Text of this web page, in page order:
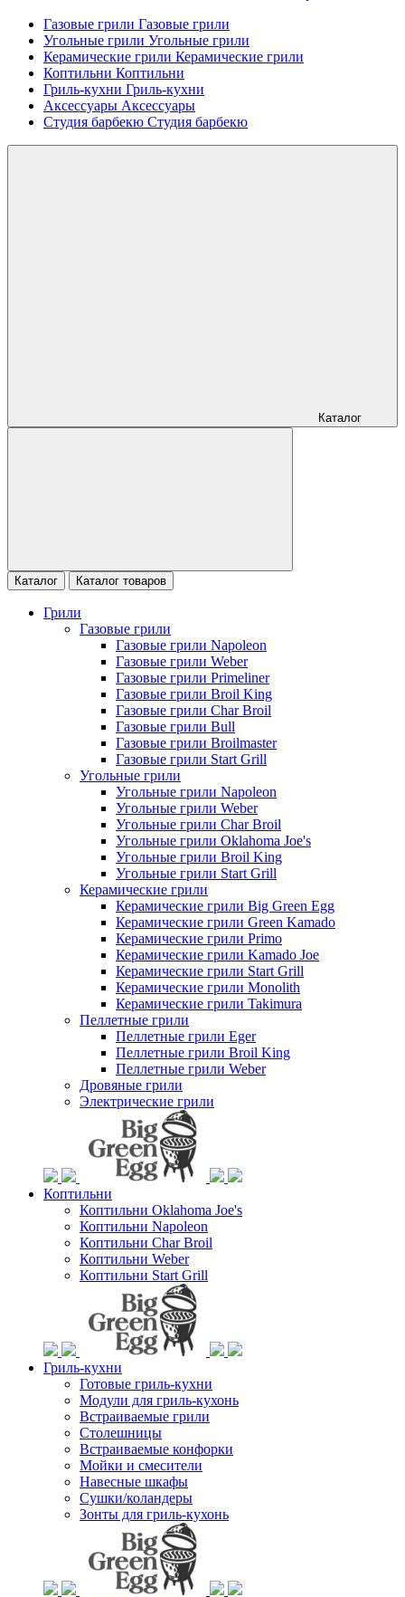
Газовые грили Газовые грили
Угольные грили Угольные грили
Керамические грили Керамические грили
Коптильни Коптильни
Гриль-кухни Гриль-кухни
Аксессуары Аксессуары
Студия барбекю Студия барбекю
Каталог
Каталог Каталог товаров
Грили
Газовые грили
Газовые грили Napoleon
Газовые грили Weber
Газовые грили Primeliner
Газовые грили Broil King
Газовые грили Char Broil
Газовые грили Bull
Газовые грили Broilmaster
Газовые грили Start Grill
Угольные грили
Угольные грили Napoleon
Угольные грили Weber
Угольные грили Char Broil
Угольные грили Oklahoma Joe's
Угольные грили Broil King
Угольные грили Start Grill
Керамические грили
Керамические грили Big Green Egg
Керамические грили Green Kamado
Керамические грили Primo
Керамические грили Kamado Joe
Керамические грили Start Grill
Керамические грили Monolith
Керамические грили Takimura
Пеллетные грили
Пеллетные грили Eger
Пеллетные грили Broil King
Пеллетные грили Weber
Дровяные грили
Электрические грили
Коптильни
Коптильни Oklahoma Joe's
Коптильни Napoleon
Коптильни Char Broil
Коптильни Weber
Коптильни Start Grill
Гриль-кухни
Готовые гриль-кухни
Модули для гриль-кухонь
Встраиваемые грили
Столешницы
Встраиваемые конфорки
Мойки и смесители
Навесные шкафы
Сушки/коландеры
Зонты для гриль-кухонь